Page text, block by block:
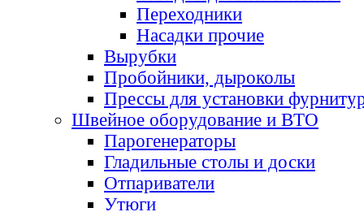
Переходники
Насадки прочие
Вырубки
Пробойники, дыроколы
Прессы для установки
Швейное оборудование и ВТО
Парогенераторы
Гладильные столы и доски
Отпариватели
Утюги